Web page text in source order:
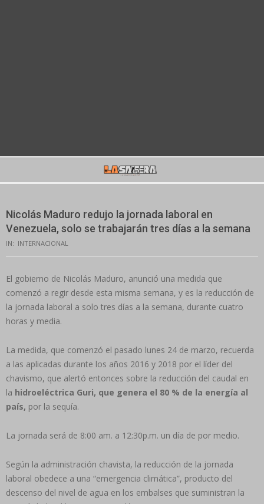
Nicolás Maduro redujo la jornada laboral en
Venezuela, solo se trabajarán tres días a la semana
IN: INTERNACIONAL
El gobierno de Nicolás Maduro, anunció una medida que
comenzó a regir desde esta misma semana, y es la reducción de
la jornada laboral a solo tres días a la semana, durante cuatro
horas y media.
La medida, que comenzó el pasado lunes 24 de marzo, recuerda
a las aplicadas durante los años 2016 y 2018 por el líder del
chavismo, que alertó entonces sobre la reducción del caudal en
la hidroeléctrica Guri, que genera el 80 % de la energía al
país, por la sequía.
La jornada será de 8:00 am. a 12:30p.m. un día de por medio.
Según la administración chavista, la reducción de la jornada
laboral obedece a una “emergencia climática”, producto del
descenso del nivel de agua en los embalses que suministran la